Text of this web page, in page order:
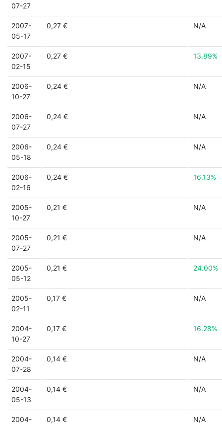
07-27
2007-
05-17
0,27 € N/A
2007-
02-15
0,27 € 13.89%
2006-
10-27
0,24 € N/A
2006-
07-27
0,24 € N/A
2006-
05-18
0,24 € N/A
2006-
02-16
0,24 € 16.13%
2005-
10-27
0,21 € N/A
2005-
07-27
0,21 € N/A
2005-
05-12
0,21 € 24.00%
2005-
02-11
0,17 € N/A
2004-
10-27
0,17 € 16.28%
2004-
07-28
0,14 € N/A
2004-
05-13
0,14 € N/A
2004-
0,14 € N/A